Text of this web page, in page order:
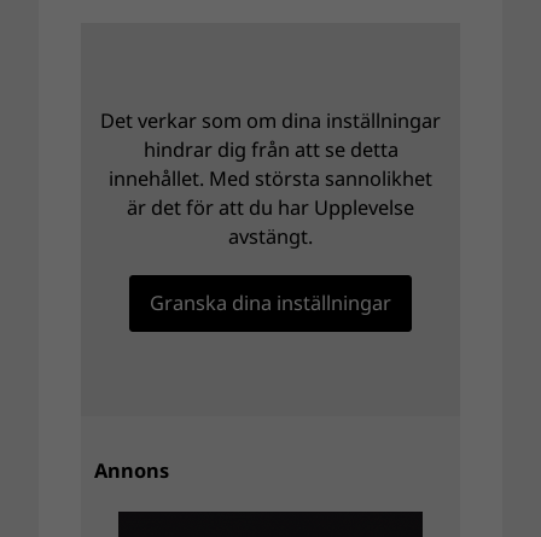
Det verkar som om dina inställningar
hindrar dig från att se detta
innehållet. Med största sannolikhet
är det för att du har Upplevelse
avstängt.
Granska dina inställningar
Annons